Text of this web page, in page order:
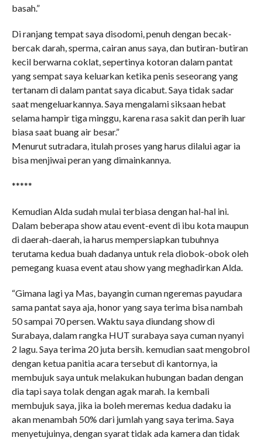
basah.”
Di ranjang tempat saya disodomi, penuh dengan becak-
bercak darah, sperma, cairan anus saya, dan butiran-butiran
kecil berwarna coklat, sepertinya kotoran dalam pantat
yang sempat saya keluarkan ketika penis seseorang yang
tertanam di dalam pantat saya dicabut. Saya tidak sadar
saat mengeluarkannya. Saya mengalami siksaan hebat
selama hampir tiga minggu, karena rasa sakit dan perih luar
biasa saat buang air besar.”
Menurut sutradara, itulah proses yang harus dilalui agar ia
bisa menjiwai peran yang dimainkannya.
*****
Kemudian Alda sudah mulai terbiasa dengan hal-hal ini.
Dalam beberapa show atau event-event di ibu kota maupun
di daerah-daerah, ia harus mempersiapkan tubuhnya
terutama kedua buah dadanya untuk rela diobok-obok oleh
pemegang kuasa event atau show yang meghadirkan Alda.
“Gimana lagi ya Mas, bayangin cuman ngeremas payudara
sama pantat saya aja, honor yang saya terima bisa nambah
50 sampai 70 persen. Waktu saya diundang show di
Surabaya, dalam rangka HUT surabaya saya cuman nyanyi
2 lagu. Saya terima 20 juta bersih. kemudian saat mengobrol
dengan ketua panitia acara tersebut di kantornya, ia
membujuk saya untuk melakukan hubungan badan dengan
dia tapi saya tolak dengan agak marah. Ia kembali
membujuk saya, jika ia boleh meremas kedua dadaku ia
akan menambah 50% dari jumlah yang saya terima. Saya
menyetujuinya, dengan syarat tidak ada kamera dan tidak